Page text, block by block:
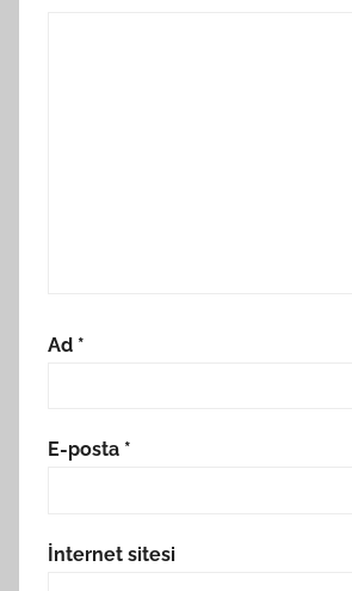
Ad *
E-posta *
İnternet sitesi